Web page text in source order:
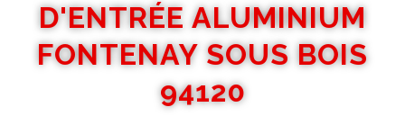
D'ENTRÉE ALUMINIUM
FONTENAY SOUS BOIS
94120